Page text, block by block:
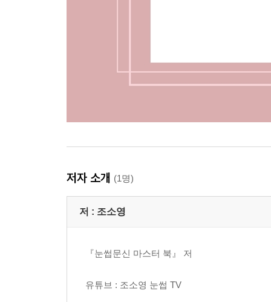
저자 소개 (1명)
저 : 조소영
『눈썹문신 마스터 북』 저
유튜브 : 조소영 눈썹 TV